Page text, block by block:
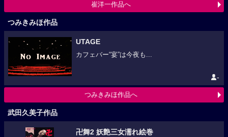
崔洋一作品へ
つみきみほ作品
UTAGE
カフェバー“宴”は今夜も...
-
つみきみほ作品へ
武田久美子作品
卍舞2 妖艶三女濡れ絵巻